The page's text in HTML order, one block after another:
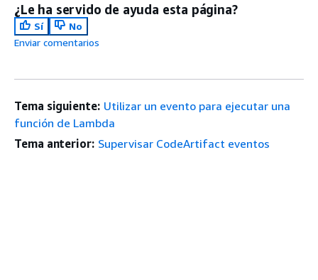
¿Le ha servido de ayuda esta página?
Sí
No
Enviar comentarios
Tema siguiente: Utilizar un evento para ejecutar una
función de Lambda
Tema anterior: Supervisar CodeArtifact eventos